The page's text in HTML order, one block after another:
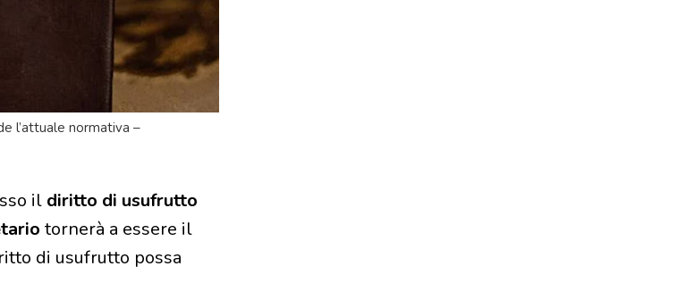
l’attuale normativa –
il diritto di usufrutto
tornerà a essere il
di usufrutto possa